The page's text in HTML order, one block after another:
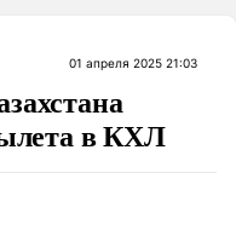
01 апреля 2025 21:03
в КХЛ